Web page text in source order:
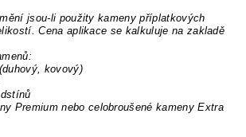
jsou-li použity kameny příplatkových
Cena aplikace se kalkuluje na zakladě
kovový)
Premium nebo celobroušené kameny Extra